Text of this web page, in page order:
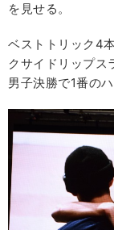
を見せる。
ベストトリック4
クサイドリップス
男子決勝で1番の